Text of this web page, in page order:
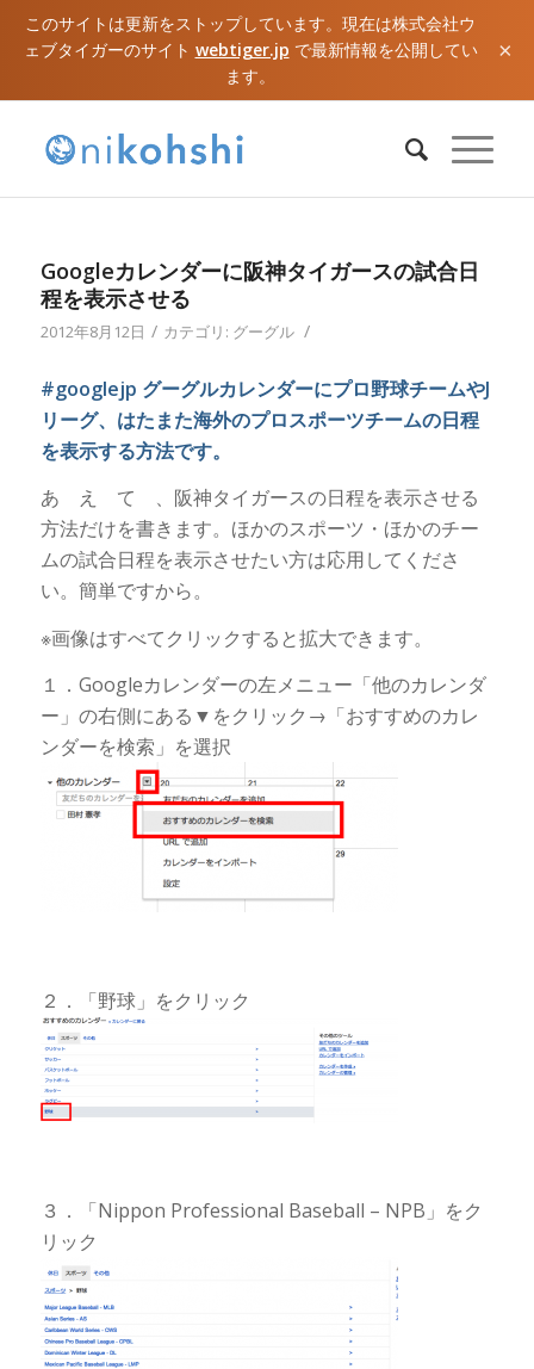
このサイトは更新をストップしています。現在は株式会社ウ
ェブタイガーのサイト webtiger.jp で最新情報を公開してい
ます。
×
Googleカレンダーに阪神タイガースの試合日
程を表示させる
2012年8月12日 / カテゴリ: グーグル /
#googlejp グーグルカレンダーにプロ野球チームやJ
リーグ、はたまた海外のプロスポーツチームの日程
を表示する方法です。
あ え て 、阪神タイガースの日程を表示させる
方法だけを書きます。ほかのスポーツ・ほかのチー
ムの試合日程を表示させたい方は応用してくださ
い。簡単ですから。
※画像はすべてクリックすると拡大できます。
１．Googleカレンダーの左メニュー「他のカレンダ
ー」の右側にある▼をクリック→「おすすめのカレ
ンダーを検索」を選択
２．「野球」をクリック
３．「Nippon Professional Baseball – NPB」をク
リック